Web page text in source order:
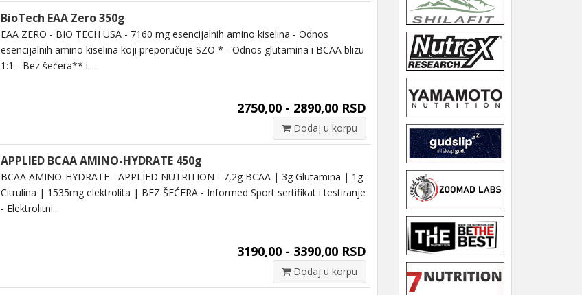
BioTech EAA Zero 350g
EAA ZERO - BIO TECH USA - 7160 mg esencijalnih amino kiselina - Odnos
esencijalnih amino kiselina koji preporučuje SZO * - Odnos glutamina i BCAA blizu
1:1 - Bez šećera** i...
2750,00 - 2890,00 RSD
Dodaj u korpu
APPLIED BCAA AMINO-HYDRATE 450g
BCAA AMINO-HYDRATE - APPLIED NUTRITION - 7,2g BCAA | 3g Glutamina | 1g
Citrulina | 1535mg elektrolita | BEZ ŠEĆERA - Informed Sport sertifikat i testiranje
- Elektrolitni...
3190,00 - 3390,00 RSD
Dodaj u korpu